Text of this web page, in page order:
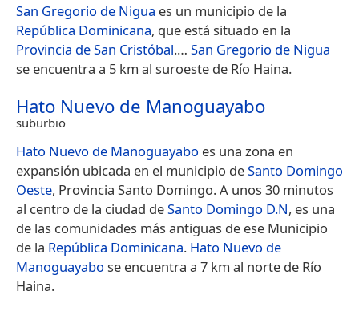
San Gregorio de Nigua es un municipio de la
República Dominicana, que está situado en la
Provincia de San Cristóbal.​… San Gregorio de Nigua
se encuentra a 5 km al suroeste de Río Haina.
Hato Nuevo de Manoguayabo
suburbio
Hato Nuevo de Manoguayabo es una zona en
expansión ubicada en el municipio deSanto Domingo
Oeste, Provincia Santo Domingo.​​ A unos 30 minutos
al centro de la ciudad deSanto Domingo D.N, es una
de las comunidades más antiguas de ese Municipio
de la República Dominicana. Hato Nuevo de
Manoguayabo se encuentra a 7 km al norte de Río
Haina.